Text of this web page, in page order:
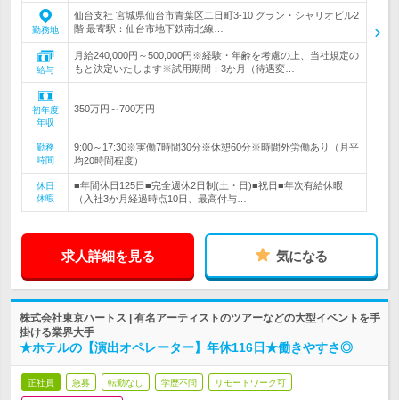
勤務地
仙台支社 宮城県仙台市青葉区二日町3-10 グラン・シャリオビル2
階 最寄駅：仙台市地下鉄南北線…
給与
月給240,000円～500,000円※経験・年齢を考慮の上、当社規定の
もと決定いたします※試用期間：3か月（待遇変…
初年度
年収
350万円～700万円
勤務
時間
9:00～17:30※実働7時間30分※休憩60分※時間外労働あり（月平
均20時間程度）
休日
休暇
■年間休日125日■完全週休2日制(土・日)■祝日■年次有給休暇
（入社3か月経過時点10日、最高付与…
求人詳細を見る 気になる
株式会社東京ハートス | 有名アーティストのツアーなどの大型イベントを手
掛ける業界大手
★ホテルの【演出オペレーター】年休116日★働きやすさ◎
正社員 急募 転勤なし 学歴不問 リモートワーク可